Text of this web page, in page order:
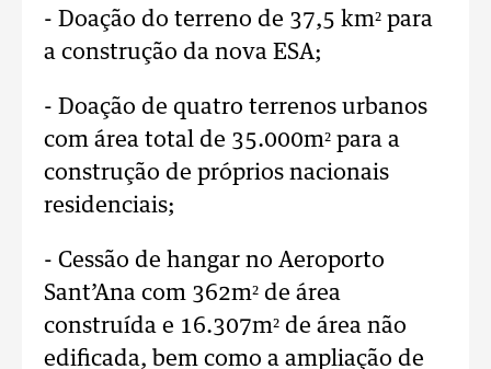
- Doação do terreno de 37,5 km² para
a construção da nova ESA;
- Doação de quatro terrenos urbanos
com área total de 35.000m² para a
construção de próprios nacionais
residenciais;
- Cessão de hangar no Aeroporto
Sant’Ana com 362m² de área
construída e 16.307m² de área não
edificada, bem como a ampliação de